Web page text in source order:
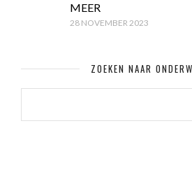
MEER
28 NOVEMBER 2023
ZOEKEN NAAR
ZOEKEN